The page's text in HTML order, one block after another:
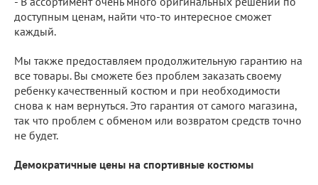
доступным ценам, найти что-то интересное сможет
каждый.
Мы также предоставляем продолжительную гарантию на
все товары. Вы сможете без проблем заказать своему
ребенку качественный костюм и при необходимости
снова к нам вернуться. Это гарантия от самого магазина,
так что проблем с обменом или возвратом средств точно
не будет.
Демократичные цены на спортивные костюмы